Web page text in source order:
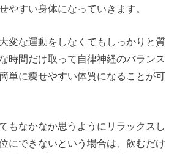
やすい身体になっていきます。
変な運動をしなくてもしっかりと質
時間だけ取って自律神経のバランス
単に痩せやすい体質になることが可
もなかなか思うようにリラックスし
にできないという場合は、飲むだけ